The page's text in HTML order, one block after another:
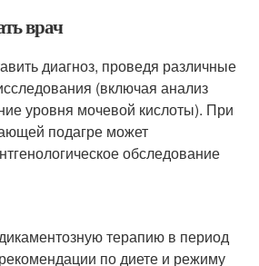
врач
диагноз, проведя различные
(включая анализ
уровня мочевой кислоты). При
подагре может
обследование
терапию в период
по диете и режиму